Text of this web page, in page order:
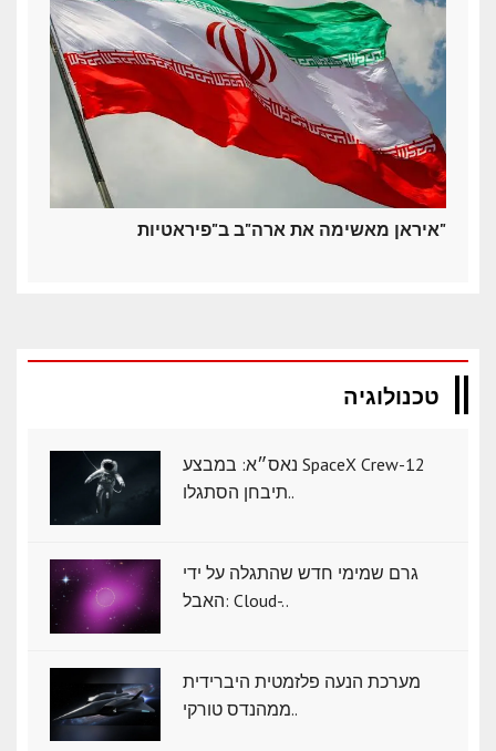
איראן מאשימה את ארה"ב ב"פיראטיות"
טכנולוגיה
נאס״א: במבצע SpaceX Crew-12
תיבחן הסתגלו..
גרם שמימי חדש שהתגלה על ידי
האבל: Cloud-..
מערכת הנעה פלזמטית היברידית
ממהנדס טורקי..